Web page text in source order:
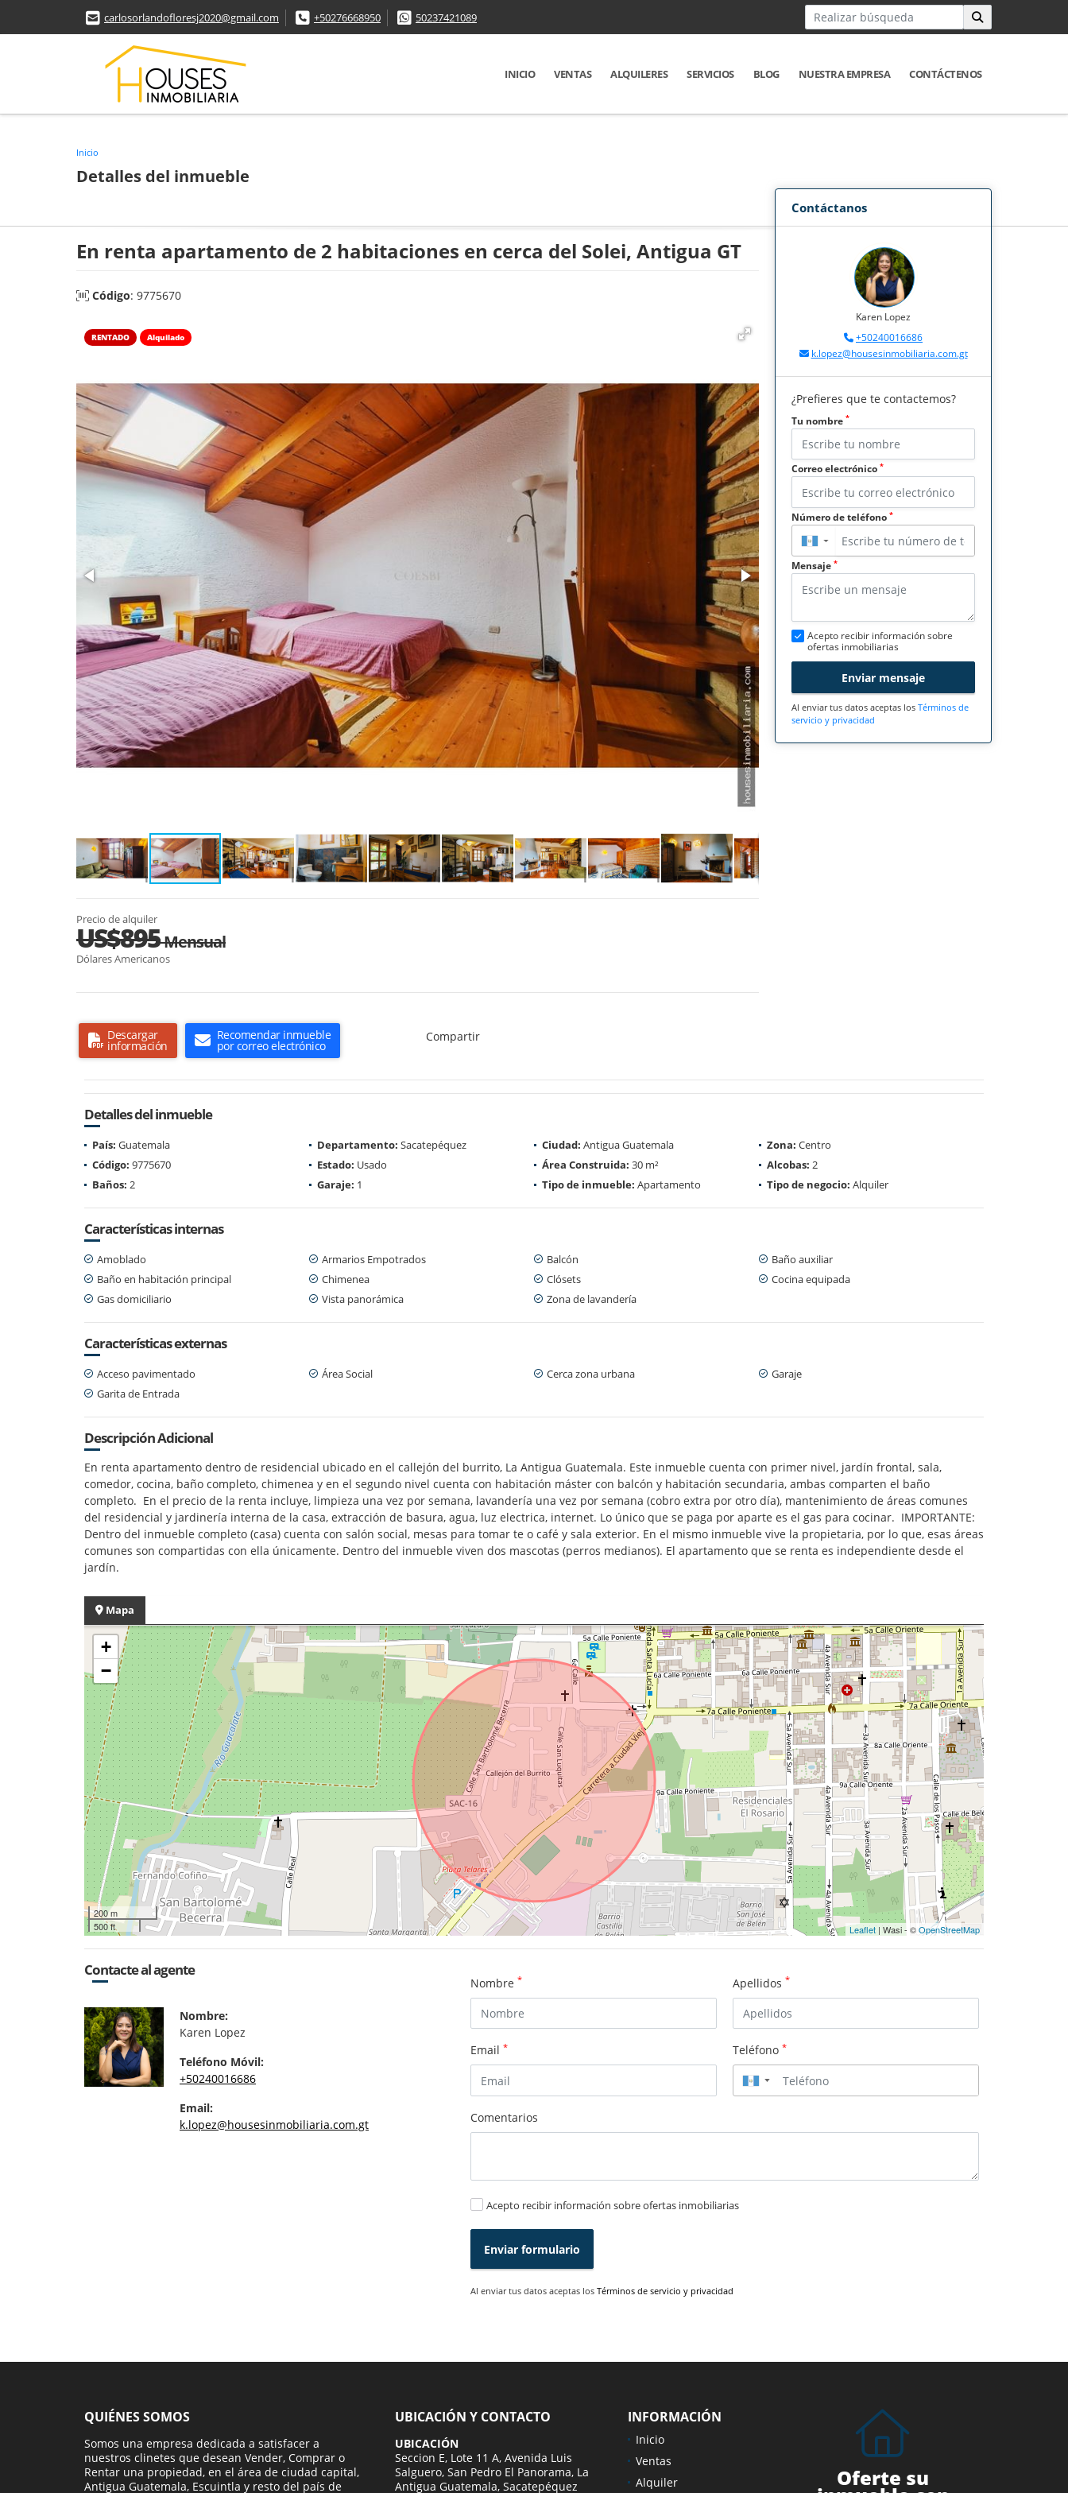
carlosorlandofloresj2020@gmail.com +50276668950 50237421089
INICIO VENTAS ALQUILERES SERVICIOS BLOG NUESTRA EMPRESA CONTÁCTENOS
Inicio
Detalles del inmueble
En renta apartamento de 2 habitaciones en cerca del Solei, Antigua GT
Código: 9775670
RENTADO Alquilado
Precio de alquiler
US$895Mensual
Dólares Americanos
Descargar
información
Recomendar inmueble
por correo electrónico
Compartir
Contáctanos
Karen Lopez
+50240016686
k.lopez@housesinmobiliaria.com.gt
¿Prefieres que te contactemos?
Tu nombre *
Correo electrónico *
Número de teléfono *
▼
Mensaje *
Acepto recibir información sobre
ofertas inmobiliarias
Enviar mensaje
Al enviar tus datos aceptas los Términos de
servicio y privacidad
Detalles del inmueble
País: Guatemala Departamento: Sacatepéquez Ciudad: Antigua Guatemala Zona: Centro
Código: 9775670 Estado: Usado Área Construida: 30 m² Alcobas: 2
Baños: 2 Garaje: 1 Tipo de inmueble: Apartamento Tipo de negocio: Alquiler
Características internas
Amoblado Armarios Empotrados Balcón
Baño auxiliar
Baño en habitación principal
Chimenea Clósets
Cocina equipada
Gas domiciliario
Vista panorámica Zona de lavandería
Características externas
Acceso pavimentado Área Social Cerca zona urbana
Garaje
Garita de Entrada
Descripción Adicional
En renta apartamento dentro de residencial ubicado en el callejón del burrito, La Antigua Guatemala. Este inmueble cuenta con primer nivel, jardín frontal, sala,
comedor, cocina, baño completo, chimenea y en el segundo nivel cuenta con habitación máster con balcón y habitación secundaria, ambas comparten el baño
completo. En el precio de la renta incluye, limpieza una vez por semana, lavandería una vez por semana (cobro extra por otro día), mantenimiento de áreas comunes
del residencial y jardinería interna de la casa, extracción de basura, agua, luz electrica, internet. Lo único que se paga por aparte es el gas para cocinar. IMPORTANTE:
Dentro del inmueble completo (casa) cuenta con salón social, mesas para tomar te o café y sala exterior. En el mismo inmueble vive la propietaria, por lo que, esas áreas
comunes son compartidas con ella únicamente. Dentro del inmueble viven dos mascotas (perros medianos). El apartamento que se renta es independiente desde el
jardín.
Mapa
+
−
200 m
500 ft
Leaflet | Wasi - ©OpenStreetMap
Contacte al agente
Nombre:
Karen Lopez
Teléfono Móvil:
+50240016686
Email:
k.lopez@housesinmobiliaria.com.gt
Nombre * Apellidos *
Email * Teléfono *
▼
Comentarios
Acepto recibir información sobre ofertas inmobiliarias
Enviar formulario
Al enviar tus datos aceptas los Términos de servicio y privacidad
QUIÉNES SOMOS
Somos una empresa dedicada a satisfacer a
nuestros clinetes que desean Vender, Comprar o
Rentar una propiedad, en el área de ciudad capital,
Antigua Guatemala, Escuintla y resto del país de
UBICACIÓN Y CONTACTO
UBICACIÓN
Seccion E, Lote 11 A, Avenida Luis
Salguero, San Pedro El Panorama, La
Antigua Guatemala, Sacatepéquez
INFORMACIÓN
Inicio
Ventas
Alquiler
Oferte su